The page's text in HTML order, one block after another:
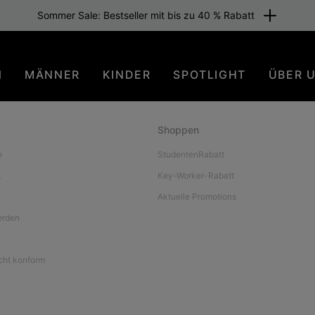
Sommer Sale: Bestseller mit bis zu 40 % Rabatt
MÄNNER KINDER SPOTLIGHT ÜBER
konform
Shoppen
StudentenRabatt
Key-Worker-Rabatt
Aktuelle Promotions